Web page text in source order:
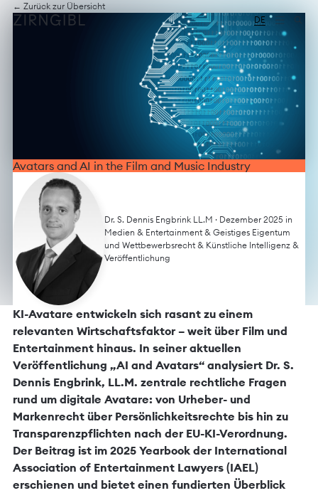
Zum
Inhalt
Diese
Website
technisch
umgesetzt
durchdachtes
Design,
moderne
Webtechnologien
barrierefreien
Zugang.
DE
← Zurück zur Übersicht
Avatars and AI in the Film and Music Industry
Dr. S. Dennis Engbrink LL.M · Dezember 2025 in
Medien & Entertainment&Geistiges Eigentum
und Wettbewerbsrecht& Künstliche Intelligenz&
Veröffentlichung
KI-Avatare entwickeln sich rasant zu einem
relevanten Wirtschaftsfaktor – weit über Film und
Entertainment hinaus. In seiner aktuellen
Veröffentlichung „AI and Avatars“ analysiert Dr. S.
Dennis Engbrink, LL.M. zentrale rechtliche Fragen
rund um digitale Avatare: von Urheber- und
Markenrecht über Persönlichkeitsrechte bis hin zu
Transparenzpflichten nach der EU-KI-Verordnung.
Der Beitrag ist im 2025 Yearbook der International
Association of Entertainment Lawyers (IAEL)
erschienen und bietet einen fundierten Überblick